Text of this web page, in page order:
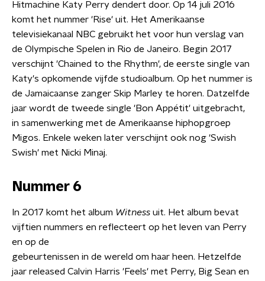
Hitmachine Katy Perry dendert door. Op 14 juli 2016
komt het nummer 'Rise' uit. Het Amerikaanse
televisiekanaal NBC gebruikt het voor hun verslag van
de Olympische Spelen in Rio de Janeiro. Begin 2017
verschijnt 'Chained to the Rhythm', de eerste single van
Katy's opkomende vijfde studioalbum. Op het nummer is
de Jamaicaanse zanger Skip Marley te horen. Datzelfde
jaar wordt de tweede single 'Bon Appétit' uitgebracht,
in samenwerking met de Amerikaanse hiphopgroep
Migos. Enkele weken later verschijnt ook nog 'Swish
Swish' met Nicki Minaj.
Nummer 6
In 2017 komt het album Witness uit. Het album bevat
vijftien nummers en reflecteert op het leven van Perry
en op de
gebeurtenissen in de wereld om haar heen. Hetzelfde
jaar released Calvin Harris 'Feels' met Perry, Big Sean en